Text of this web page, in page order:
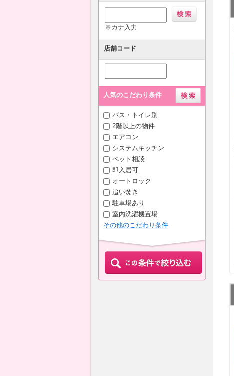
※カナ入力
店舗コード
人気のこだわり条件
バス・トイレ別
2階以上の物件
エアコン
システムキッチン
ペット相談
即入居可
オートロック
追い焚き
駐車場あり
室内洗濯機置場
その他のこだわり条件